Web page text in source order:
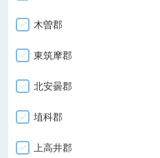
木曽郡
東筑摩郡
北安曇郡
埴科郡
上高井郡